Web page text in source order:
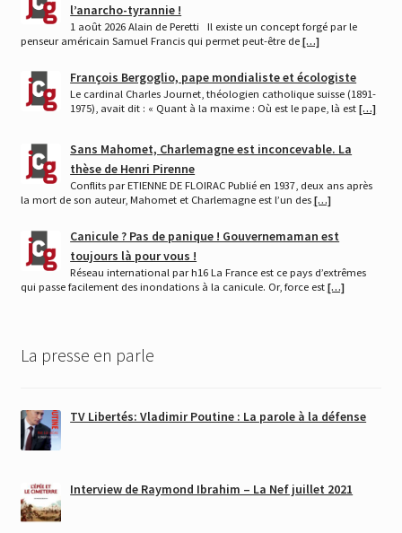
l’anarcho-tyrannie !
1 août 2026 Alain de Peretti Il existe un concept forgé par le
penseur américain Samuel Francis qui permet peut-être de […]
François Bergoglio, pape mondialiste et écologiste
Le cardinal Charles Journet, théologien catholique suisse (1891-
1975), avait dit : « Quant à la maxime : Où est le pape, là est[…]
Sans Mahomet, Charlemagne est inconcevable. La
thèse de Henri Pirenne
Conflits par ETIENNE DE FLOIRAC Publié en 1937, deux ans après
la mort de son auteur, Mahomet et Charlemagne est l’un des […]
Canicule ? Pas de panique ! Gouvernemaman est
toujours là pour vous !
Réseau international par h16 La France est ce pays d’extrêmes
qui passe facilement des inondations à la canicule. Or, force est […]
La presse en parle
TV Libertés: Vladimir Poutine : La parole à la défense
Interview de Raymond Ibrahim – La Nef juillet 2021